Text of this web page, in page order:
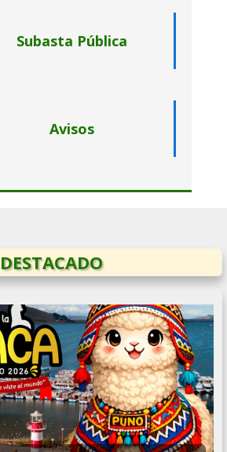
Subasta Pública
Avisos
DESTACADO